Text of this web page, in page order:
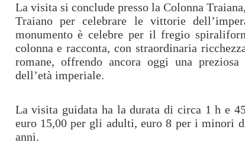
La visita si conclude presso la Colonna
Traiano per celebrare le vittorie
monumento è celebre per il fregio
colonna e racconta, con straordinaria
romane, offrendo ancora oggi una
dell’età imperiale.
La visita guidata ha la durata di circa 1 h e
euro 15,00 per gli adulti, euro 8 per i minori
anni.